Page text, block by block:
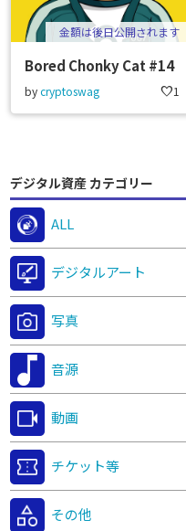
デジタル資産 カテゴリー
ALL
デジタルアート
写真
音源
動画
チケット等
その他
金額は後日公開されます
Bored Chonky Cat #14
bycryptoswag favorite1